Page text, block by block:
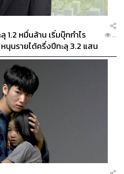
1.2 หมื่นล้าน เริ่มบุ๊กกำไร
นุนรายได้ครึ่งปีทะลุ 3.2 แสน
...